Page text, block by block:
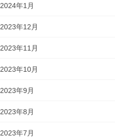
2024年1月
2023年12月
2023年11月
2023年10月
2023年9月
2023年8月
2023年7月